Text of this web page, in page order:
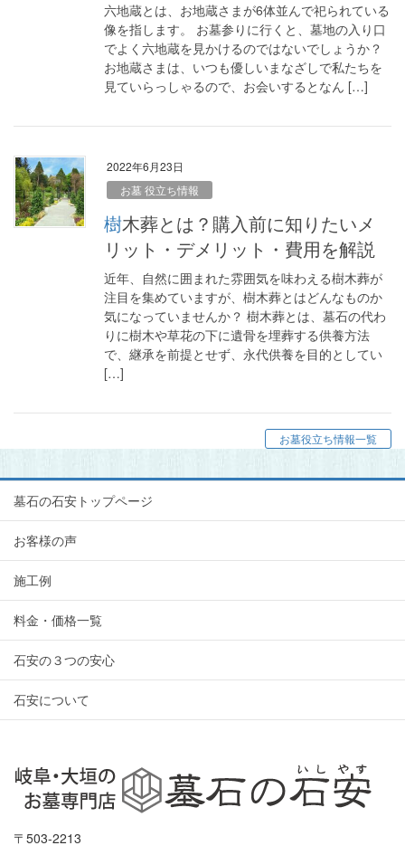
六地蔵とは、お地蔵さまが6体並んで祀られている
像を指します。 お墓参りに行くと、墓地の入り口
でよく六地蔵を見かけるのではないでしょうか？
お地蔵さまは、いつも優しいまなざしで私たちを
見ていらっしゃるので、お会いするとなん […]
2022年6月23日
お墓 役立ち情報
樹木葬とは？購入前に知りたいメ
リット・デメリット・費用を解説
近年、自然に囲まれた雰囲気を味わえる樹木葬が
注目を集めていますが、樹木葬とはどんなものか
気になっていませんか？ 樹木葬とは、墓石の代わ
りに樹木や草花の下に遺骨を埋葬する供養方法
で、継承を前提とせず、永代供養を目的としてい
[…]
お墓役立ち情報一覧
墓石の石安トップページ
お客様の声
施工例
料金・価格一覧
石安の３つの安心
石安について
〒503-2213